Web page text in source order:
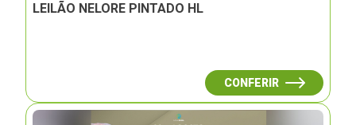
LEILÃO NELORE PINTADO HL
CONFERIR